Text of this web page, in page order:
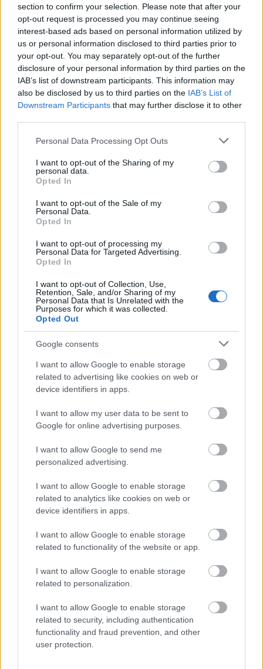
section to confirm your selection. Please note that after your
opt-out request is processed you may continue seeing
interest-based ads based on personal information utilized by
us or personal information disclosed to third parties prior to
your opt-out. You may separately opt-out of the further
disclosure of your personal information by third parties on the
IAB’s list of downstream participants. This information may
also be disclosed by us to third parties on the IAB’s List of
Downstream Participants that may further disclose it to other
Please note that this website/app uses one or more Google
not limited to your visit or usage behaviour. You may click to
grant or deny consent to Google and its third-party tags to
use your data for below specified purposes in below Google
consent section.
Personal Data Processing Opt Outs
I want to opt-out of the Sharing of my
personal data.
Opted In
I want to opt-out of the Sale of my
Personal Data.
Opted In
I want to opt-out of processing my
Personal Data for Targeted Advertising.
Opted In
I want to opt-out of Collection, Use,
Retention, Sale, and/or Sharing of my
Personal Data that Is Unrelated with the
Purposes for which it was collected.
Opted Out
Google consents
I want to allow Google to enable storage
related to advertising like cookies on web or
device identifiers in apps.
I want to allow my user data to be sent to
Google for online advertising purposes.
I want to allow Google to send me
personalized advertising.
I want to allow Google to enable storage
related to analytics like cookies on web or
device identifiers in apps.
I want to allow Google to enable storage
related to functionality of the website or app.
I want to allow Google to enable storage
related to personalization.
I want to allow Google to enable storage
related to security, including authentication
functionality and fraud prevention, and other
user protection.
Hajrá AV19! Hajrá Magyar Hoki!
munkagep
15 éve
egyesek Tolvanent, én viszont még mindig Satort
sírom vissza... Weinstock egy nagy vicc volt, a
30 év feletti játékosokkal bánni.
eleve lehetetlen
15 éve
@N-Krisz: Ne haragudj, de ha nem tudod leírni
fórumon van a helyed.
drukker60
15 éve
@Theutus: elgépelted? a sapa folytatását akartad
írni ugye :)
mannisenmaki_
Lehet többet nem írok befolyásoltan:
ez ma lószar volt (kb. 10percet leszámítva)
Borkészletet ki kéne üríteni! A sorok ma....
vivacuba
itt már csak Kangyal-t tudmám elképzelni,
mégpedig játékosedzőként! Neki van Ebel
cric82